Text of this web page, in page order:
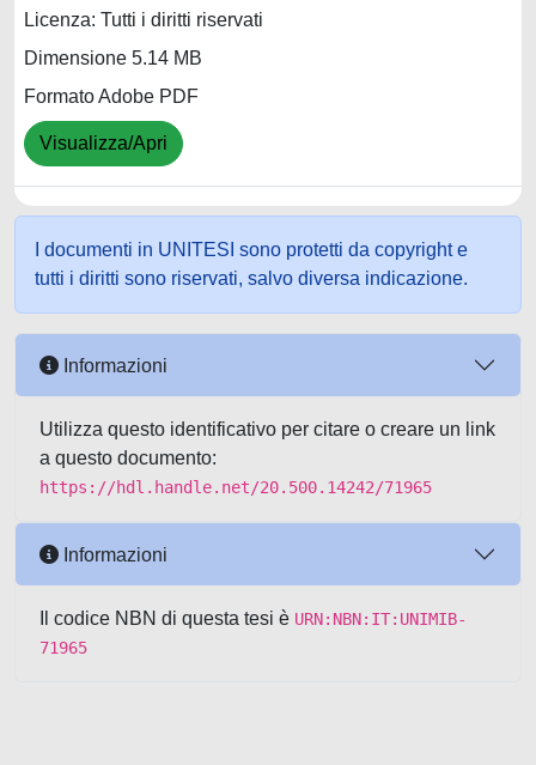
Licenza: Tutti i diritti riservati
Dimensione 5.14 MB
Formato Adobe PDF
Visualizza/Apri
I documenti in UNITESI sono protetti da copyright e
tutti i diritti sono riservati, salvo diversa indicazione.
Informazioni
Utilizza questo identificativo per citare o creare un link
a questo documento:
https://hdl.handle.net/20.500.14242/71965
Informazioni
Il codice NBN di questa tesi è URN:NBN:IT:UNIMIB-
71965